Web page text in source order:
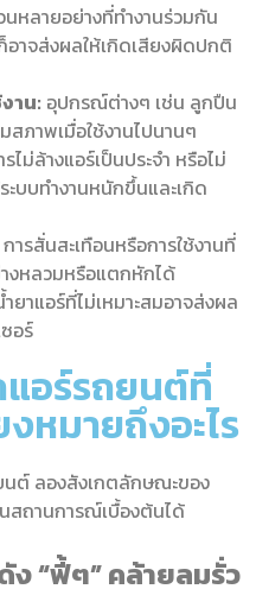
หลายอย่างที่ทำงานร่วมกัน
าจส่งผลให้เกิดเสียงผิดปกติ
าน: อุปกรณ์ต่างๆ เช่น ลูกปืน
ภาพเมื่อใช้งานไปนานๆ
รไม่ล้างแอร์เป็นประจำ หรือไม่
ะบบทำงานหนักขึ้นและเกิด
การสั่นสะเทือนหรือการใช้งานที่
งหลวมหรือแตกหักได้
ยาแอร์ที่ไม่เหมาะสมอาจส่งผล
อร์
อร์รถยนต์ที่
หมายถึงอะไร
ต์ ลองสังเกตลักษณะของ
สถานการณ์เบื้องต้นได้
ง “ฟี้ๆ” คล้ายลมรั่ว